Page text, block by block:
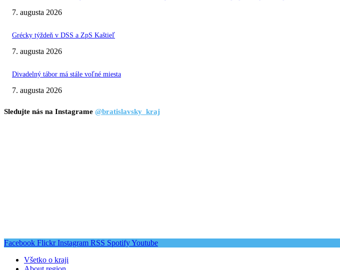
7. augusta 2026
Grécky týždeň v DSS a ZpS Kaštieľ
7. augusta 2026
Divadelný tábor má stále voľné miesta
7. augusta 2026
Sledujte nás na Instagrame @bratislavsky_kraj
Facebook Flickr Instagram RSS SpotifyYoutube
Všetko o kraji